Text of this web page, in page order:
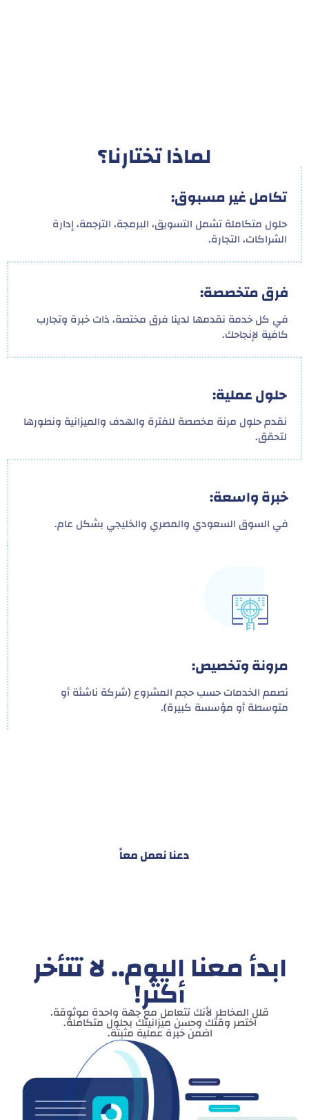
لماذا تختارنا؟
تكامل غير مسبوق:
حلول متكاملة تشمل التسويق، البرمجة، الترجمة، إدارة
الشراكات، التجارة.
فرق متخصصة:
في كل خدمة نقدمها لدينا فرق مختصة، ذات خبرة وتجارب
كافية لإنجاحك.
حلول عملية:
نقدم حلول مرنة مخصصة للفترة والهدف والميزانية ونطورها
لتحقق.
خبرة واسعة:
في السوق السعودي والمصري والخليجي بشكل عام.
مرونة وتخصيص:
نصمم الخدمات حسب حجم المشروع (شركة ناشئة أو
متوسطة أو مؤسسة كبيرة).
دعنا نعمل معاً
ابدأ معنا اليوم.. لا تتأخر
أكثر!
قلل المخاطر لأنك تتعامل مع جهة واحدة موثوقة.
اختصر وقتك وحسن ميزانيتك بحلول متكاملة.
اضمن خبرة عملية مثبتة.